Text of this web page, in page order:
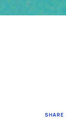
SHARE